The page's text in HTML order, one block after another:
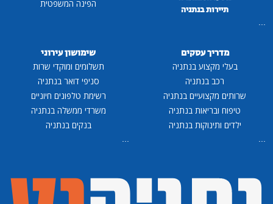
תיירות בנתניה
...
הפינה המשפטית
מדריך עסקים
בעלי מקצוע בנתניה
רכב בנתניה
שרותים מקצועיים בנתניה
טיפוח ובריאות בנתניה
ילדים ותינוקות בנתניה
...
שימושון עירוני
תשלומים ומוקדי שרות
סניפי דואר בנתניה
רשימת טלפונים חיוניים
משרדי ממשלה בנתניה
בנקים בנתניה
...